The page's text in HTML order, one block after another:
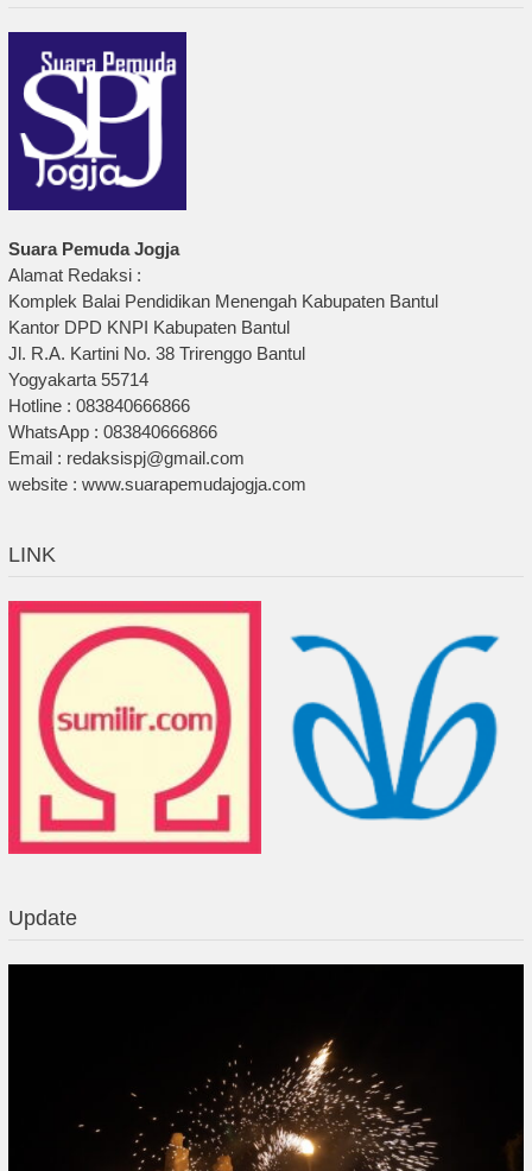
Suara Pemuda Jogja
Alamat Redaksi :
Komplek Balai Pendidikan Menengah Kabupaten Bantul
Kantor DPD KNPI Kabupaten Bantul
Jl. R.A. Kartini No. 38 Trirenggo Bantul
Yogyakarta 55714
Hotline : 083840666866
WhatsApp : 083840666866
Email : redaksispj@gmail.com
website : www.suarapemudajogja.com
LINK
Update